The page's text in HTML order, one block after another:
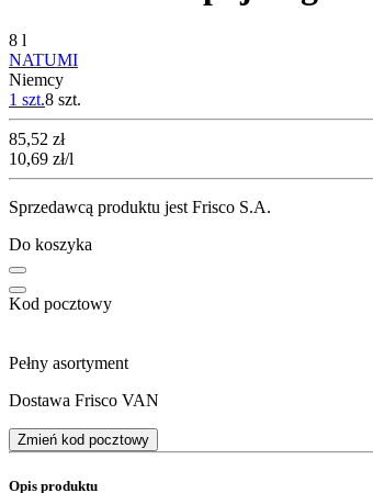
8 l
NATUMI
Niemcy
1 szt.8 szt.
Cena
85,52 zł
10,69 zł/l
Sprzedawcą produktu jest Frisco S.A.
Do koszyka
Kod pocztowy
Pełny asortyment
Dostawa Frisco VAN
Zmień kod pocztowy
Opis produktu